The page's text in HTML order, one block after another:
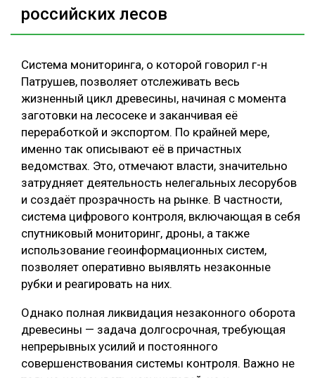
российских лесов
Система мониторинга, о которой говорил г-н
Патрушев, позволяет отслеживать весь
жизненный цикл древесины, начиная с момента
заготовки на лесосеке и заканчивая её
переработкой и экспортом. По крайней мере,
именно так описывают её в причастных
ведомствах. Это, отмечают власти, значительно
затрудняет деятельность нелегальных лесорубов
и создаёт прозрачность на рынке. В частности,
система цифрового контроля, включающая в себя
спутниковый мониторинг, дроны, а также
использование геоинформационных систем,
позволяет оперативно выявлять незаконные
рубки и реагировать на них.
Однако полная ликвидация незаконного оборота
древесины — задача долгосрочная, требующая
непрерывных усилий и постоянного
совершенствования системы контроля. Важно не